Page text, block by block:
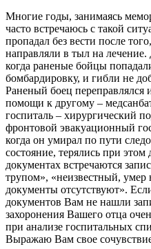
Многие годы, занимаясь
часто встречаюсь с такой
пропадал без вести после
направляли в тыл на
когда раненые бойцы
бомбардировку, и гибли не
Раненый боец переправлялся
помощи к другому –
госпиталь – хирургический
фронтовой эвакуационный
когда он умирал по пути
состояние, терялись при
документах встречаются
трупом», «неизвестный, умер
документы отсутствуют».
документов Вам не нашли
захоронения Вашего отца
при анализе госпитальных
Выражаю Вам свое